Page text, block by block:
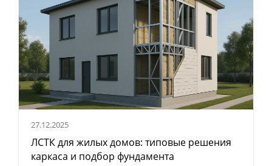
27.12.2025
ЛСТК для жилых домов: типовые решения
каркаса и подбор фундамента